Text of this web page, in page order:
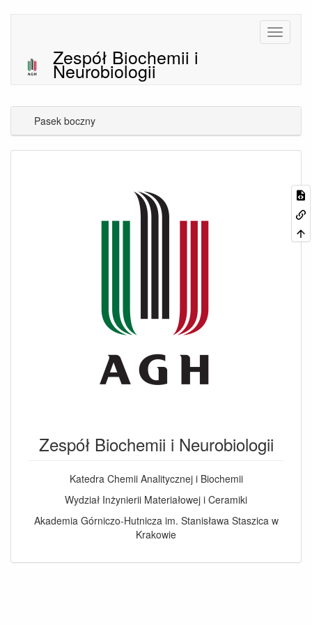
Zespół Biochemii i
Neurobiologii
Pasek boczny
Zespół Biochemii i Neurobiologii
Katedra Chemii Analitycznej i Biochemii
Wydział Inżynierii Materiałowej i Ceramiki
Akademia Górniczo-Hutnicza im. Stanisława Staszica w
Krakowie